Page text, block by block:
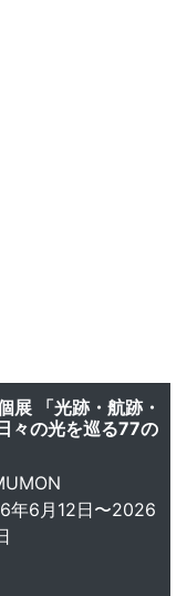
展 「光跡・航跡・
々の光を巡る77の
年6月12日〜2026